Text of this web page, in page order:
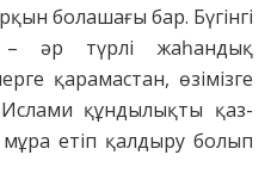
болашағы бар. Бүгінгі
– әр түрлі жаһандық
қарамастан, өзімізге
құндылықты қаз-
етіп қалдыру болып